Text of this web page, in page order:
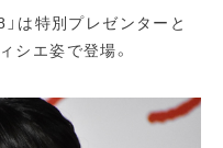
は特別プレゼンターと
シエ姿で登場。